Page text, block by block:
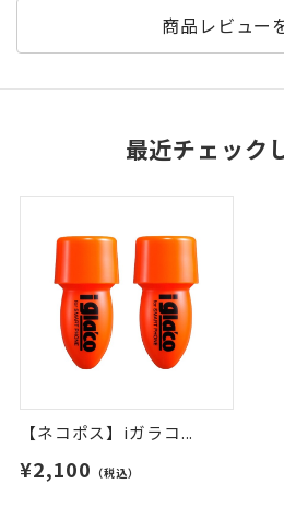
商品レビュー
最近チェック
【ネコポス】iガラコ...
¥2,100 （税込）